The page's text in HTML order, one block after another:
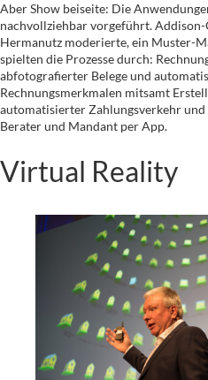
Aber Show beiseite: Die
nachvollziehbar vorgeführt.
Hermanutz moderierte, ein Muster-
spielten die Prozesse durch:
abfotografierter Belege und
Rechnungsmerkmalen mitsamt
automatisierter Zahlungsverkehr
Berater und Mandant per App.
Virtual Reality